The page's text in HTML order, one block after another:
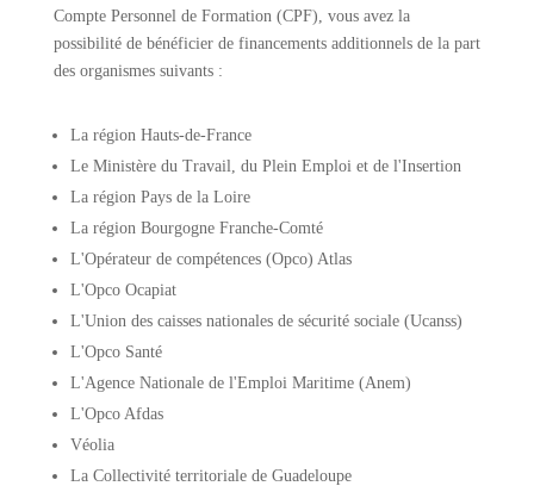
Compte Personnel de Formation (CPF), vous avez la
possibilité de bénéficier de financements additionnels de la part
des organismes suivants :
La région Hauts-de-France
Le Ministère du Travail, du Plein Emploi et de l'Insertion
La région Pays de la Loire
La région Bourgogne Franche-Comté
L'Opérateur de compétences (Opco) Atlas
L'Opco Ocapiat
L'Union des caisses nationales de sécurité sociale (Ucanss)
L'Opco Santé
L'Agence Nationale de l'Emploi Maritime (Anem)
L'Opco Afdas
Véolia
La Collectivité territoriale de Guadeloupe